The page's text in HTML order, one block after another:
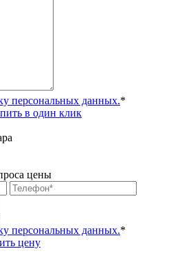
персональных данных.*
в один клик
цены
персональных данных.*
цену